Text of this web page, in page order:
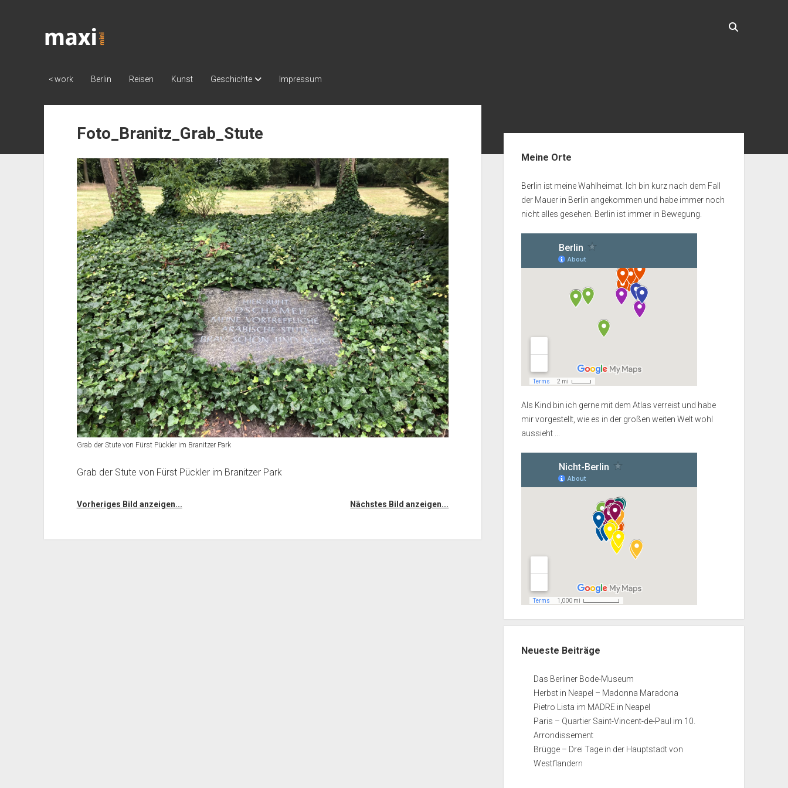
Maximini
< work Berlin Reisen Kunst Geschichte Impressum
Foto_Branitz_Grab_Stute
Grab der Stute von Fürst Pückler im Branitzer Park
Grab der Stute von Fürst Pückler im Branitzer Park
Vorheriges Bild anzeigen... Nächstes Bild anzeigen...
Meine Orte
Berlin ist meine Wahlheimat. Ich bin kurz nach dem Fall
der Mauer in Berlin angekommen und habe immer noch
nicht alles gesehen. Berlin ist immer in Bewegung.
Als Kind bin ich gerne mit dem Atlas verreist und habe
mir vorgestellt, wie es in der großen weiten Welt wohl
aussieht ...
Neueste Beiträge
Das Berliner Bode-Museum
Herbst in Neapel – Madonna Maradona
Pietro Lista im MADRE in Neapel
Paris – Quartier Saint-Vincent-de-Paul im 10.
Arrondissement
Brügge – Drei Tage in der Hauptstadt von
Westflandern